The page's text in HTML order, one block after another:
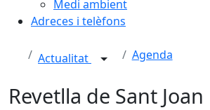
Medi ambient
Adreces i telèfons
Actualitat Agenda
Revetlla de Sant Joan